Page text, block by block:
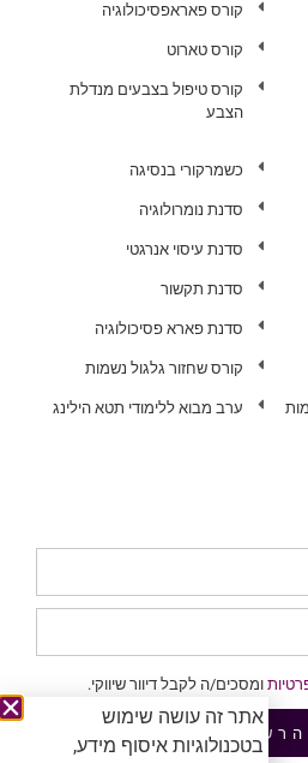
קורס פאראפסיכולוגיה
קורס טארוט
קורס טיפול בצבעים מנדלת
הצבע
כשמרקורי בנסיגה
סדנת נומרולוגיה
סדנת עיסוי אנרגטי
סדנת תקשור
סדנת פארא פסיכולוגיה
קורס שחזור גלגול נשמות
ערב מבוא ללימודי תטא הילינג
ומסכים/ה לקבל דיוור שיווקי.
הרשמה
אתר זה עושה שימוש
בטכנולוגיות איסוף מידע,